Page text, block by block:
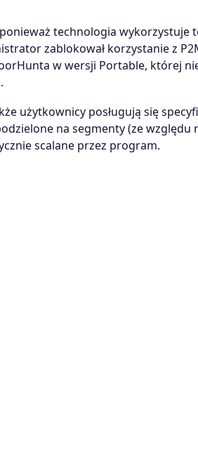
technologia wykorzystuje
zablokował korzystanie z
w wersji Portable, której
użytkownicy posługują się
na segmenty (ze względu
scalane przez program.